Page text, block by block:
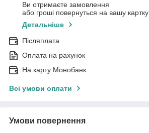
Ви отримаєте замовлення
або гроші повернуться на вашу картку
Детальніше
Післяплата
Оплата на рахунок
На карту Монобанк
Всі умови оплати
Умови повернення